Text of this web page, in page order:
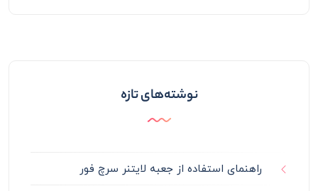
نوشته‌های تازه
راهنمای استفاده از جعبه لایتنر سرچ فور